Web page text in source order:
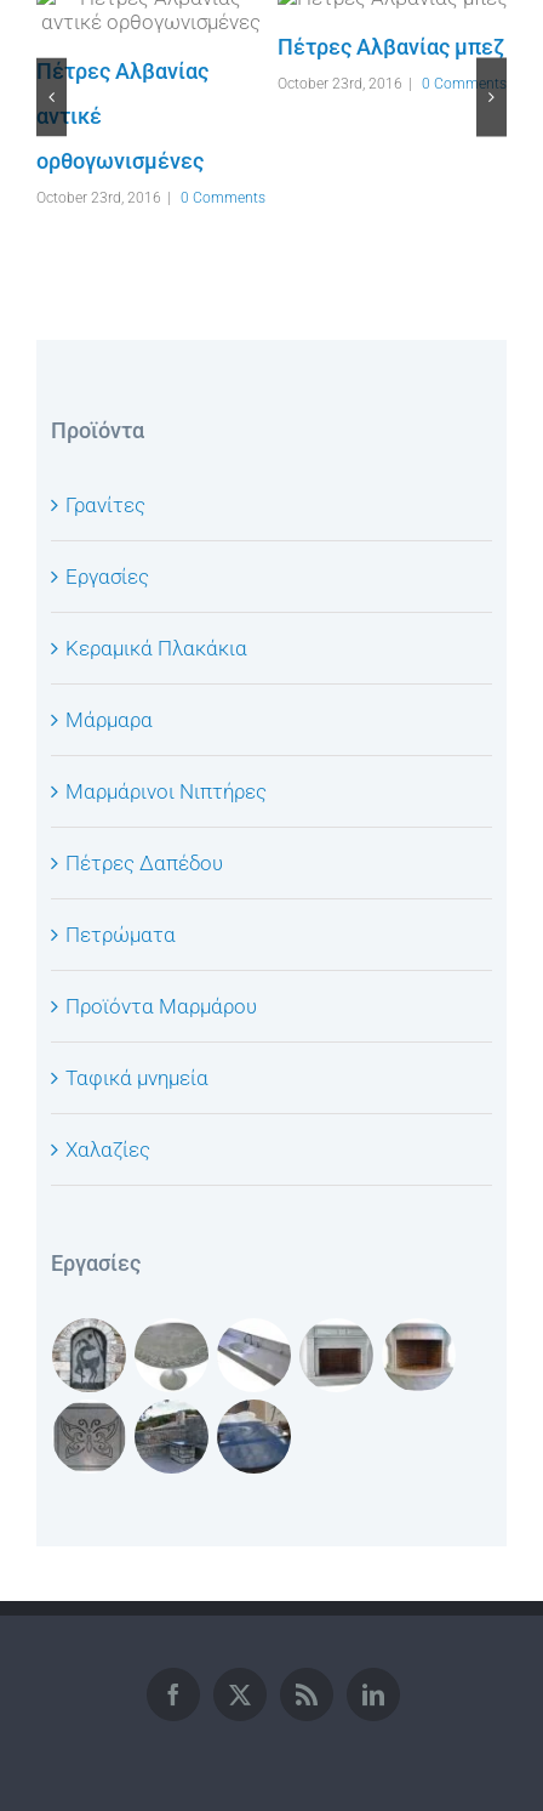
Πέτρες Αλβανίας
αντικέ
ορθογωνισμένες
October 23rd, 2016 | 0 Comments
Πέτρες Αλβανίας μπεζ
October 23rd, 2016 | 0 Comments
Προϊόντα
Γρανίτες
Εργασίες
Κεραμικά Πλακάκια
Μάρμαρα
Μαρμάρινοι Νιπτήρες
Πέτρες Δαπέδου
Πετρώματα
Προϊόντα Μαρμάρου
Ταφικά μνημεία
Χαλαζίες
Εργασίες